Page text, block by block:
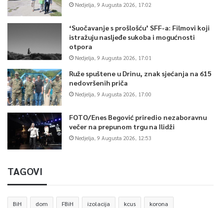
Nedjelja, 9 Augusta 2026, 17:02
‘Suočavanje s prošlošću’ SFF-a: Filmovi koji
istražuju nasljeđe sukoba i mogućnosti
otpora
Nedjelja, 9 Augusta 2026, 17:01
Ruže spuštene u Drinu, znak sjećanja na 615
nedovršenih priča
Nedjelja, 9 Augusta 2026, 17:00
FOTO/Enes Begović priredio nezaboravnu
večer na prepunom trgu na Ilidži
Nedjelja, 9 Augusta 2026, 12:53
TAGOVI
BiH dom FBiH izolacija kcus korona